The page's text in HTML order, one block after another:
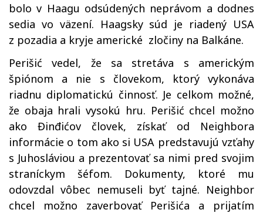
bolo v Haagu odsúdených neprávom a dodnes
sedia vo väzení. Haagsky súd je riadený USA
z pozadia a kryje americké zločiny na Balkáne.
Perišić vedel, že sa stretáva s americkým
špiónom a nie s človekom, ktorý vykonáva
riadnu diplomatickú činnosť. Je celkom možné,
že obaja hrali vysokú hru. Perišić chcel možno
ako Đinđićov človek, získať od Neighbora
informácie o tom ako si USA predstavujú vzťahy
s Juhosláviou a prezentovať sa nimi pred svojim
straníckym šéfom. Dokumenty, ktoré mu
odovzdal vôbec nemuseli byť tajné. Neighbor
chcel možno zaverbovať Perišića a prijatím